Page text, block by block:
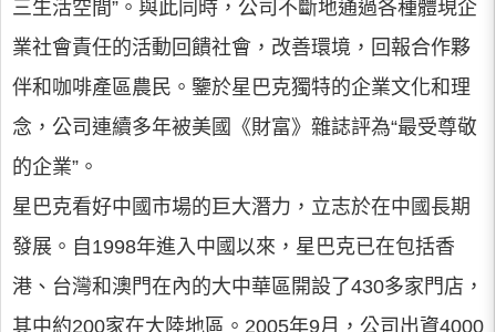
三生活空間”。與此同時，公司不斷地通過各種體現企
業社會責任的活動回饋社會，改善環境，回報合作夥
伴和咖啡產區農民。鑒於星巴克獨特的企業文化和理
念，公司連續多年被美國《財富》雜誌評為“最受尊敬
的企業”。
星巴克看好中國市場的巨大潛力，立志於在中國長期
發展。自1998年進入中國以來，星巴克已在包括香
港、台灣和澳門在內的大中華區開設了430多家門店，
其中約200家在大陸地區。2005年9月，公司出資4000